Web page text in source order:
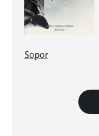
Sopor